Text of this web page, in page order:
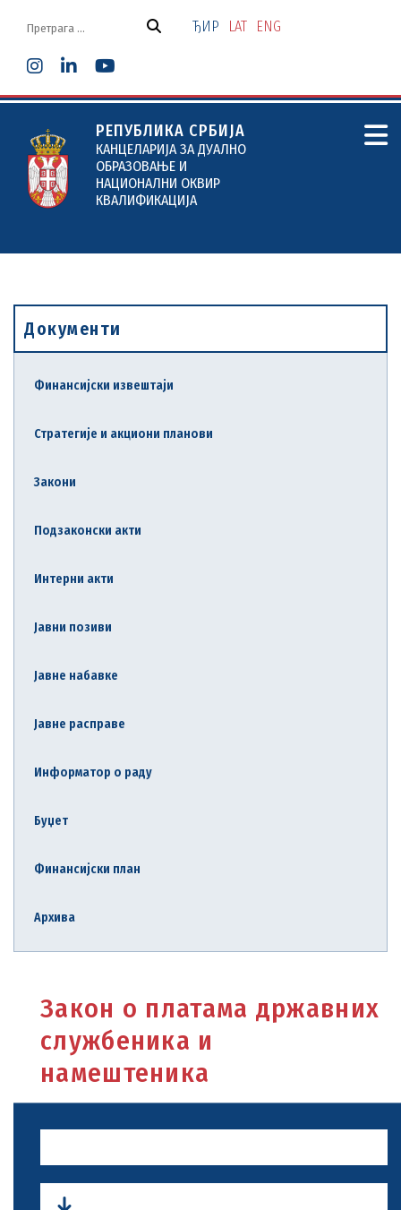
ЂИР LAT ENG
РЕПУБЛИКА СРБИЈА
КАНЦЕЛАРИЈА ЗА ДУАЛНО
ОБРАЗОВАЊЕ И
НАЦИОНАЛНИ ОКВИР
КВАЛИФИКАЦИЈА
Документи
Финансијски извештаји
Стратегије и акциони планови
Закони
Подзаконски акти
Интерни акти
Јавни позиви
Јавне набавке
Јавне расправе
Информатор о раду
Буџет
Финансијски план
Архива
Закон о платама државних
службеника и
намештеника